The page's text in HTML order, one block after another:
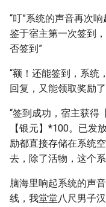
“叮”系统的声音再次
鉴于宿主第一次签到
否签到”
“额！还能签到，系统
回复，又能领取奖励
“签到成功，宿主获得
【银元】*100。已发
励都直接存储在系统
去，除了活物，这个
脑海里响起系统的声
线，我堂堂八尺男子